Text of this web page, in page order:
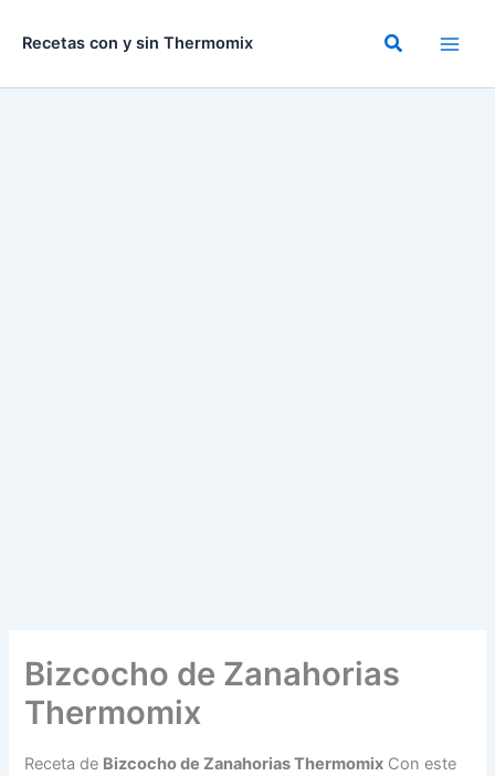
Recetas con y sin Thermomix Buscar
Bizcocho de Zanahorias
Thermomix
Receta de Bizcocho de Zanahorias Thermomix Con este